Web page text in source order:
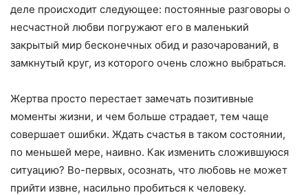
деле происходит следующее: постоянные разговоры о
несчастной любви погружают его в маленький
закрытый мир бесконечных обид и разочарований, в
замкнутый круг, из которого очень сложно выбраться.
Жертва просто перестает замечать позитивные
моменты жизни, и чем больше страдает, тем чаще
совершает ошибки. Ждать счастья в таком состоянии,
по меньшей мере, наивно. Как изменить сложившуюся
ситуацию? Во-первых, осознать, что любовь не может
прийти извне, насильно пробиться к человеку.